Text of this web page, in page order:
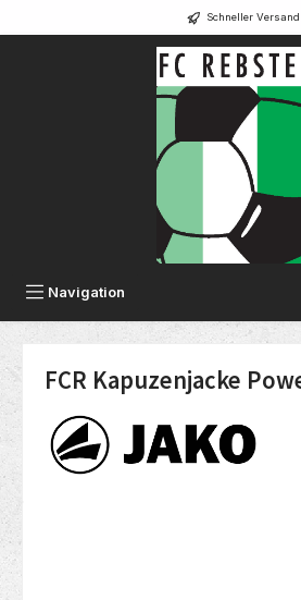
Schneller Versand
Navigation
FCR Kapuzenjacke